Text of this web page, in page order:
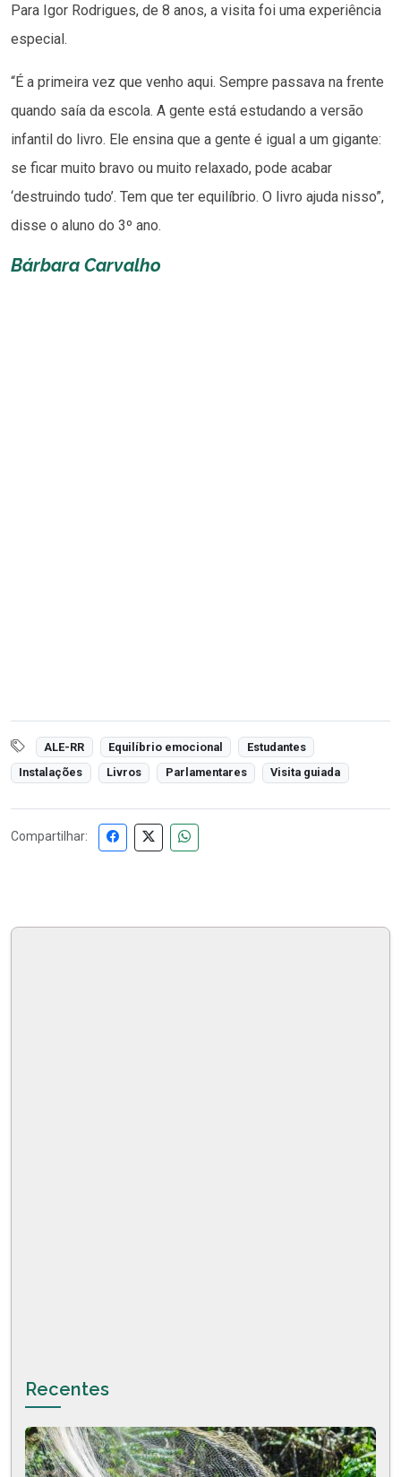
Para Igor Rodrigues, de 8 anos, a visita foi uma experiência
especial.
“É a primeira vez que venho aqui. Sempre passava na frente
quando saía da escola. A gente está estudando a versão
infantil do livro. Ele ensina que a gente é igual a um gigante:
se ficar muito bravo ou muito relaxado, pode acabar
‘destruindo tudo’. Tem que ter equilíbrio. O livro ajuda nisso”,
disse o aluno do 3º ano.
Bárbara Carvalho
ALE-RR Equilíbrio emocional
Estudantes
Instalações
Livros Parlamentares Visita guiada
Compartilhar:
Recentes